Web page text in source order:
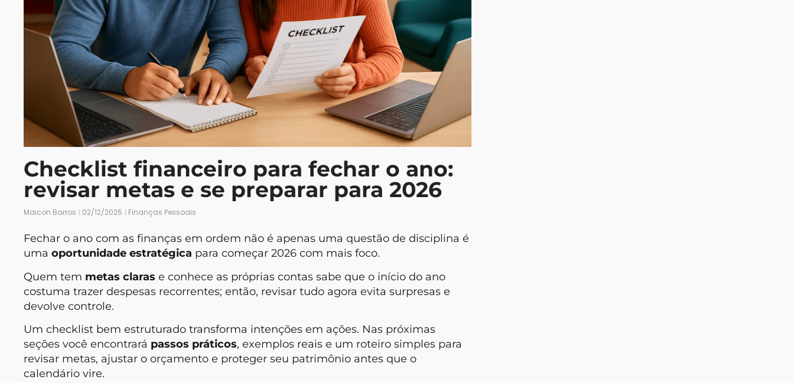
Checklist financeiro para fechar o ano:
revisar metas e se preparar para 2026
Maicon Barros 02/12/2025 Finanças Pessoais
Fechar o ano com as finanças em ordem não é apenas uma questão de disciplina é
uma oportunidade estratégica para começar 2026 com mais foco.
Quem tem metas claras e conhece as próprias contas sabe que o início do ano
costuma trazer despesas recorrentes; então, revisar tudo agora evita surpresas e
devolve controle.
Um checklist bem estruturado transforma intenções em ações. Nas próximas
seções você encontrará passos práticos, exemplos reais e um roteiro simples para
revisar metas, ajustar o orçamento e proteger seu patrimônio antes que o
calendário vire.